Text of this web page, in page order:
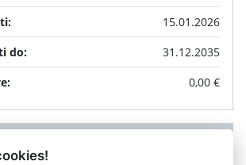
15.01.2026
do:
31.12.2035
0,00 €